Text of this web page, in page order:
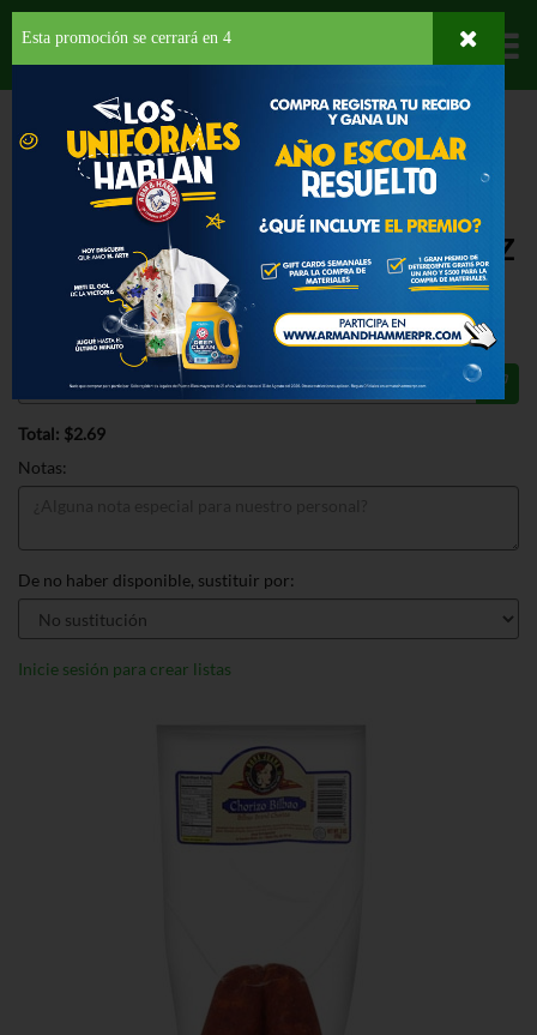
Departamentos
CARNES Y MARISCOS CARNES EMBUTIDOS
DONA JUANA
CHORIZO BILBAO
DONA JUANA CHORIZO BILBAO 3 OZ
$2.69
Regular $2.69
Total: $2.69
Notas:
De no haber disponible, sustituir por:
Inicie sesión para crear listas
Esta promoción se cerrará en 3